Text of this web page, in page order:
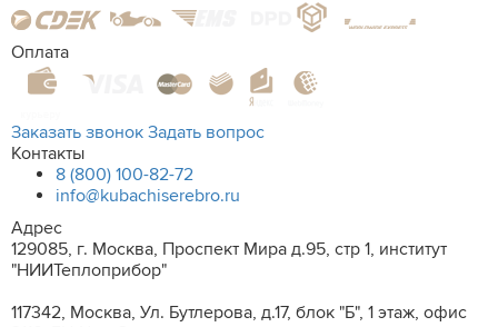
Оплата
Заказать звонок Задать вопрос
Контакты
8 (800) 100-82-72
info@kubachiserebro.ru
Адрес
129085, г. Москва, Проспект Мира д.95, стр 1, институт
"НИИТеплоприбор"
117342, Москва, Ул. Бутлерова, д.17, блок "Б", 1 этаж, офис